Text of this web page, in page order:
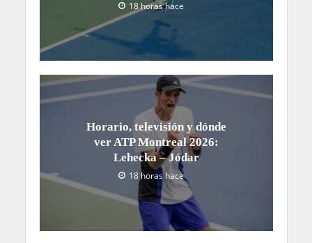
18 horas hace
Horario, televisión y dónde
ver ATP Montreal 2026:
Lehecka – Jódar
18 horas hace